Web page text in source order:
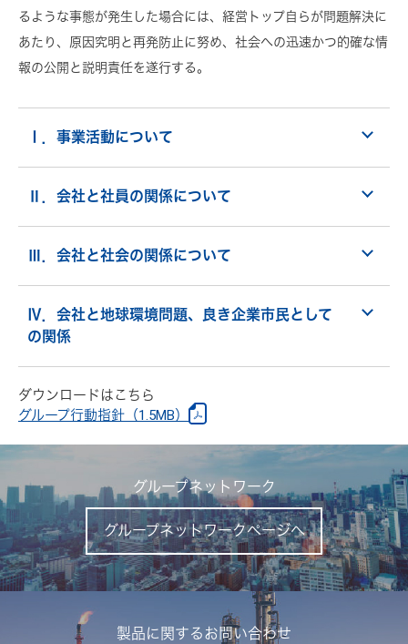
るような事態が発生した場合には、経営トップ自らが問題解決に
あたり、原因究明と再発防止に努め、社会への迅速かつ的確な情
報の公開と説明責任を遂行する。
Ⅰ．事業活動について
Ⅱ．会社と社員の関係について
Ⅲ．会社と社会の関係について
Ⅳ．会社と地球環境問題、良き企業市民として
の関係
ダウンロードはこちら
グループ行動指針（1.5MB）
グループネットワーク
グループネットワークページへ
製品に関するお問い合わせ